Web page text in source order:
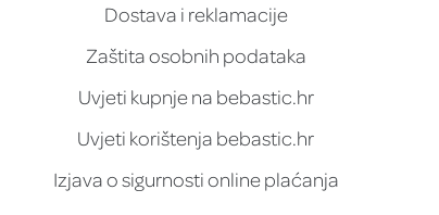
Dostava i reklamacije
Zaštita osobnih podataka
Uvjeti kupnje na bebastic.hr
Uvjeti korištenja bebastic.hr
Izjava o sigurnosti online plaćanja